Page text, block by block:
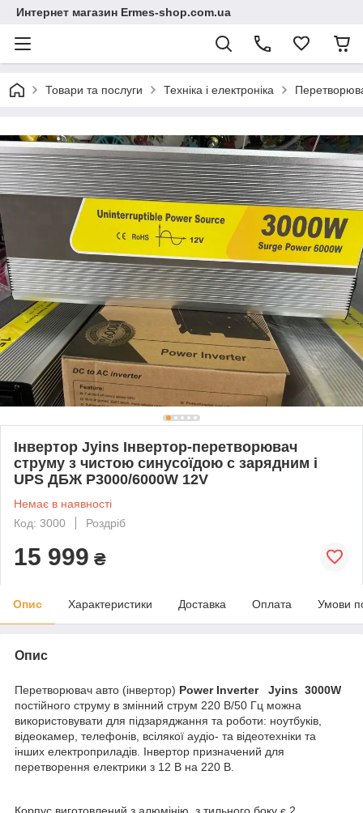
Интернет магазин Ermes-shop.com.ua
Товари та послуги Техніка і електроніка
Інвертор Jyins Інвертор-перетворювач
струму з чистою синусоїдою с зарядним і
UPS ДБЖ P3000/6000W 12V
Немає в наявності
Код: 3000
Роздріб
15 999 ₴
Опис Характеристики Доставка Оплата Умови
Опис
Перетворювач авто (інвертор) Power Inverter Jyins 3000W
постійного струму в змінний струм 220 В/50 Гц можна
використовувати для підзаряджання та роботи: ноутбуків,
відеокамер, телефонів, всілякої аудіо- та відеотехніки та
інших електроприладів. Інвертор призначений для
перетворення електрики з 12 В на 220 В.
Корпус виготовлений з алюмінію, з тильного боку є 2